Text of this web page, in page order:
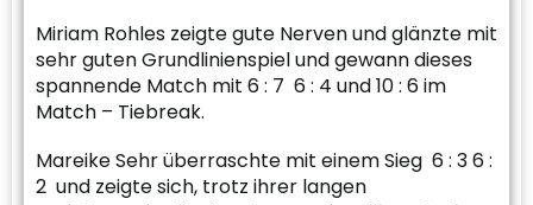
Miriam Rohles zeigte gute Nerven und glänzte mit
sehr guten Grundlinienspiel und gewann dieses
spannende Match mit 6 : 7 6 : 4 und 10 : 6 im
Match – Tiebreak.
Mareike Sehr überraschte mit einem Sieg 6 : 3 6 :
2 und zeigte sich, trotz ihrer langen